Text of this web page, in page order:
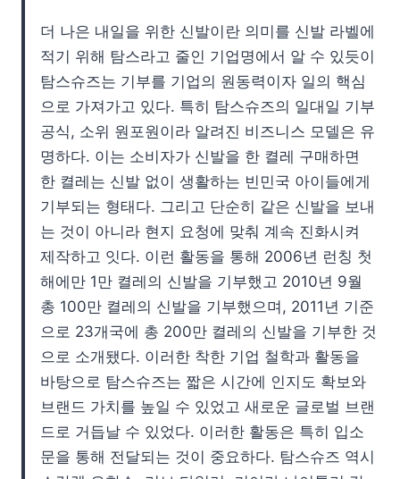
더 나은 내일을 위한 신발이란 의미를 신발 라벨에
적기 위해 탐스라고 줄인 기업명에서 알 수 있듯이
탐스슈즈는 기부를 기업의 원동력이자 일의 핵심
으로 가져가고 있다. 특히 탐스슈즈의 일대일 기부
공식, 소위 원포원이라 알려진 비즈니스 모델은 유
명하다. 이는 소비자가 신발을 한 켤레 구매하면
한 켤레는 신발 없이 생활하는 빈민국 아이들에게
기부되는 형태다. 그리고 단순히 같은 신발을 보내
는 것이 아니라 현지 요청에 맞춰 계속 진화시켜
제작하고 잇다. 이런 활동을 통해 2006년 런칭 첫
해에만 1만 켤레의 신발을 기부했고 2010년 9월
총 100만 켤레의 신발을 기부했으며, 2011년 기준
으로 23개국에 총 200만 켤레의 신발을 기부한 것
으로 소개됐다. 이러한 착한 기업 철학과 활동을
바탕으로 탐스슈즈는 짧은 시간에 인지도 확보와
브랜드 가치를 높일 수 있었고 새로운 글로벌 브랜
드로 거듭날 수 있었다. 이러한 활동은 특히 입소
문을 통해 전달되는 것이 중요하다. 탐스슈즈 역시